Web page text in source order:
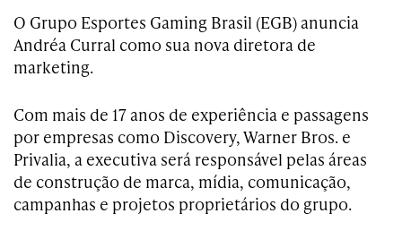
O Grupo Esportes Gaming Brasil (EGB) anuncia
Andréa Curral como sua nova diretora de
marketing.
Com mais de 17 anos de experiência e passagens
por empresas como Discovery, Warner Bros. e
Privalia, a executiva será responsável pelas áreas
de construção de marca, mídia, comunicação,
campanhas e projetos proprietários do grupo.